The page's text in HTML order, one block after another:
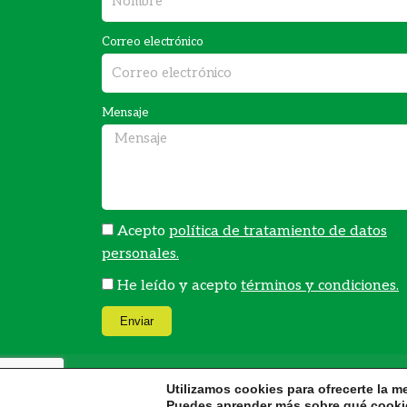
b
o
o
k
a
g
r
a
m
Correo electrónico
Mensaje
Acepto política de tratamiento de datos
personales.
He leído y acepto términos y condiciones.
Enviar
Utilizamos cookies para ofrecerte la